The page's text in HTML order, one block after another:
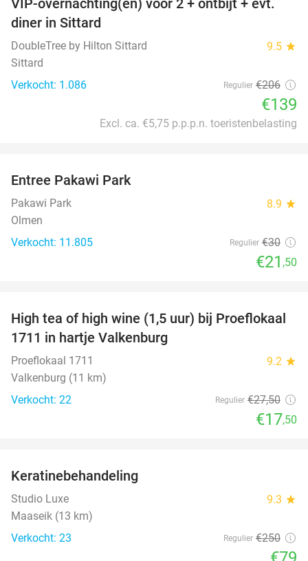
33%
diner in Sittard
DoubleTree by Hilton Sittard 9.5 star
Sittard
Verkocht: 1.086
Regulier €206
€139
Excl. ca. €5,75 p.p.p.n. toeristenbelasting
Entree Pakawi Park
Pakawi Park 8.9 star
Olmen
Verkocht: 11.805
Regulier €30
€21 ,50
36%
High tea of high wine (1,5 uur) bij Proeflokaal
1711 in hartje Valkenburg
Proeflokaal 1711 9.2 star
Valkenburg (11 km)
Verkocht: 22
Regulier €27,50
€17,50
Keratinebehandeling
Studio Luxe 9.3 star
Maaseik (13 km)
Verkocht: 23
Regulier €250